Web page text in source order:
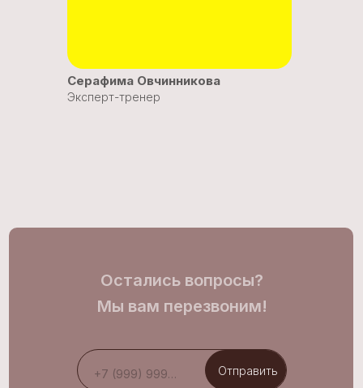
Серафима Овчинникова
Эксперт-тренер
Остались вопросы?
Мы вам перезвоним!
+7 (999) 999 99 99 Отправить